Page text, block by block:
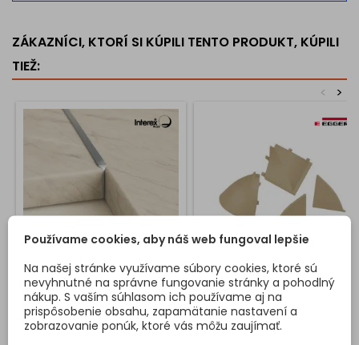
ZÁKAZNÍCI, KTORÍ SI KÚPILI TENTO PRODUKT, KÚPILI
TIEŽ:
>
<
ROHOVÁ SPOJOVACIA
LIŠTA NA PRACOVNÚ
DOSKU 38 MM / HLINÍK
Rohová lišta je určená na
spájanie dvoch pracovných
SADA KONCOVIEK NA
TESNIACU LIŠTU EGGER /
BÉŽOVÁ
Sada koncoviek určená na
tesniace lišty EGGER.
Používame cookies, aby náš web fungoval lepšie
Na našej stránke využívame súbory cookies, ktoré sú
nevyhnutné na správne fungovanie stránky a pohodlný
nákup. S vaším súhlasom ich používame aj na
prispôsobenie obsahu, zapamätanie nastavení a
zobrazovanie ponúk, ktoré vás môžu zaujímať.